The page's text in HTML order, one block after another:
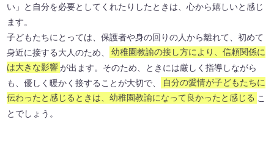
い」と自分を必要としてくれたりしたときは、心から嬉しいと感じ
ます。
子どもたちにとっては、保護者や身の回りの人から離れて、初めて
身近に接する大人のため、
幼稚園教諭の接し方により、信頼関係に
は大きな影響が出ます。そのため、ときには厳しく指導しながら
も、優しく暖かく接することが大切で、
自分の愛情が子どもたちに
伝わったと感じるときは、幼稚園教諭になって良かったと感じる こ
とでしょう。